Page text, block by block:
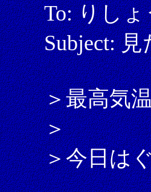
To: りしょ
Subject:
＞最高気
＞
＞今日は